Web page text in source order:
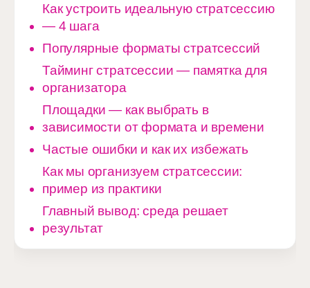
Как устроить идеальную стратсессию
— 4 шага
Популярные форматы стратсессий
Тайминг стратсессии — памятка для
организатора
Площадки — как выбрать в
зависимости от формата и времени
Частые ошибки и как их избежать
Как мы организуем стратсессии:
пример из практики
Главный вывод: среда решает
результат